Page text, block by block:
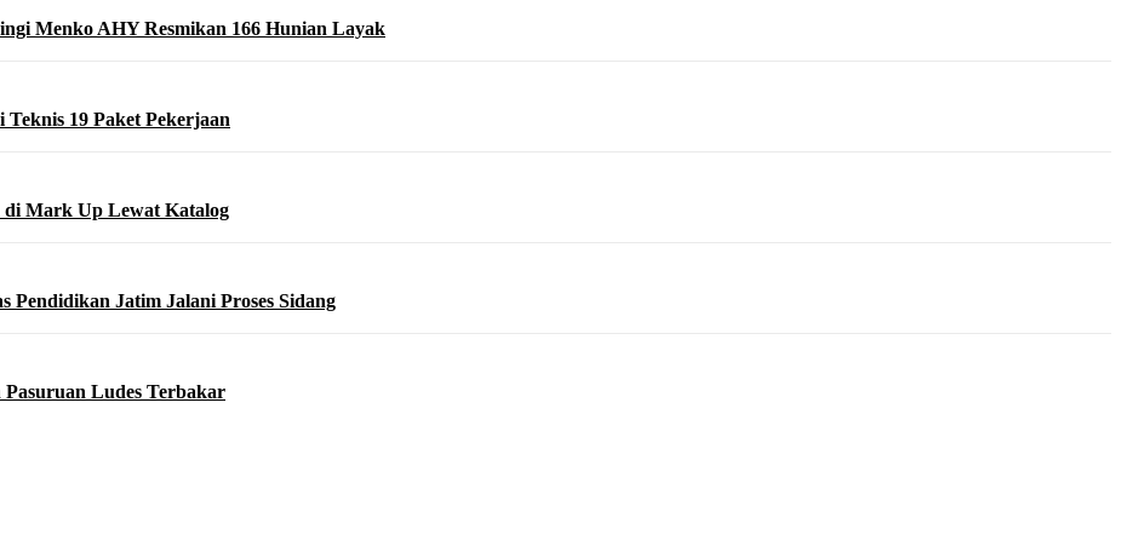
Menko AHY Resmikan 166 Hunian Layak
19 Paket Pekerjaan
di Mark Up Lewat Katalog
Jatim Jalani Proses Sidang
Ludes Terbakar